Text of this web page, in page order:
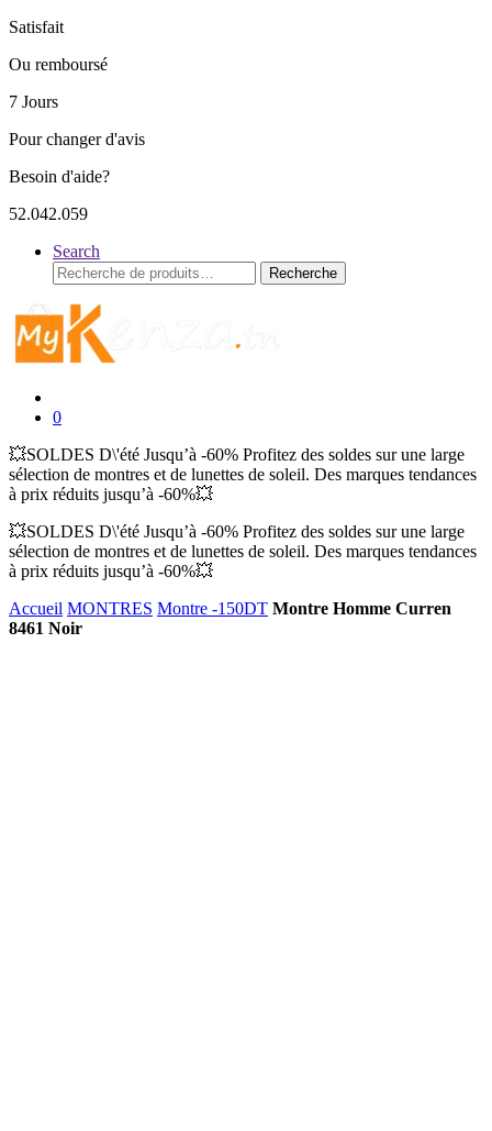
Satisfait
Ou remboursé
7 Jours
Pour changer d'avis
Besoin d'aide?
52.042.059
Search
Recherche
pour :
Recherche
0
💥SOLDES D\'été Jusqu’à -60% Profitez des soldes sur une large
sélection de montres et de lunettes de soleil. Des marques tendances
à prix réduits jusqu’à -60%💥
💥SOLDES D\'été Jusqu’à -60% Profitez des soldes sur une large
sélection de montres et de lunettes de soleil. Des marques tendances
à prix réduits jusqu’à -60%💥
Accueil MONTRES Montre -150DT Montre Homme Curren
8461 Noir